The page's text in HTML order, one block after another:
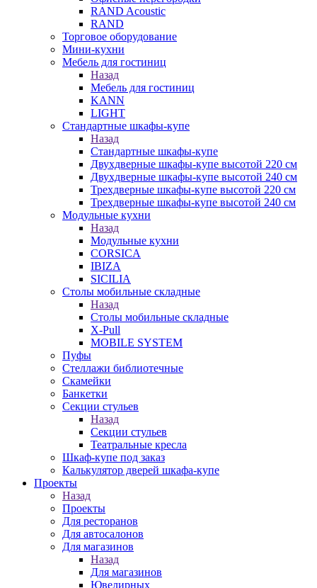
RAND Acoustic
RAND
Торговое оборудование
Мини-кухни
Мебель для гостиниц
Назад
Мебель для гостиниц
KANN
LIGHT
Стандартные шкафы-купе
Назад
Стандартные шкафы-купе
Двухдверные шкафы-купе высотой 220 см
Двухдверные шкафы-купе высотой 240 см
Трехдверные шкафы-купе высотой 220 см
Трехдверные шкафы-купе высотой 240 см
Модульные кухни
Назад
Модульные кухни
CORSICA
IBIZA
SICILIA
Столы мобильные складные
Назад
Столы мобильные складные
X-Pull
MOBILE SYSTEM
Пуфы
Стеллажи библиотечные
Скамейки
Банкетки
Секции стульев
Назад
Секции стульев
Театральные кресла
Шкаф-купе под заказ
Калькулятор дверей шкафа-купе
Проекты
Назад
Проекты
Для ресторанов
Для автосалонов
Для магазинов
Назад
Для магазинов
Ювелирных